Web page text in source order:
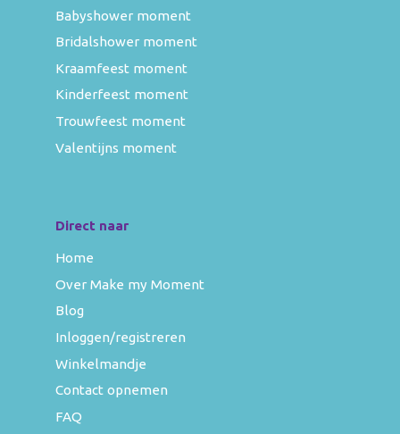
Babyshower moment
Bridalshower moment
Kraamfeest moment
Kinderfeest moment
Trouwfeest moment
Valentijns moment
Direct naar
Home
Over Make my Moment
Blog
Inloggen/registreren
Winkelmandje
Contact opnemen
FAQ